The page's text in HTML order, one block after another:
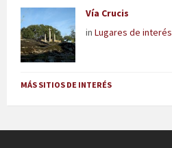
Vía Crucis
in Lugares de interés
MÁS SITIOS DE INTERÉS